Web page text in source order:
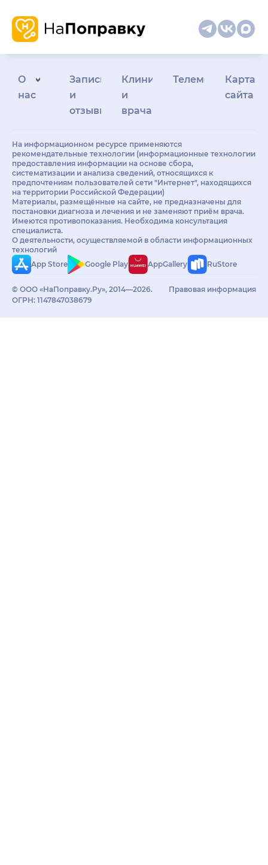
О
нас
Запись
и
отзывы
Клиникам
и
врачам
Телемедицина
Карта
сайта
На информационном ресурсе применяются
рекомендательные технологии (информационные технологии
предоставления информации на основе сбора,
систематизации и анализа сведений, относящихся к
предпочтениям пользователей сети "Интернет", находящихся
на территории Российской Федерации)
Материалы, размещённые на сайте, не предназначены для
постановки диагноза и лечения и не заменяют приём врача.
Имеются противопоказания. Необходима консультация
специалиста.
О деятельности, осуществляемой в области информационных
технологий
App Store
Google Play AppGallery RuStore
© ООО «НаПоправку.Ру», 2014—2026.
ОГРН: 1147847038679
Правовая информация